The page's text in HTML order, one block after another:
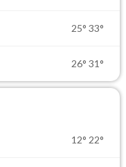
25° 33°
26° 31°
12° 22°